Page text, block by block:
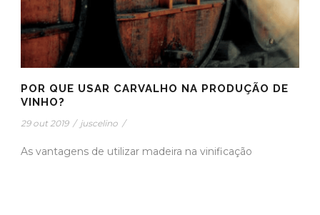
POR QUE USAR CARVALHO NA PRODUÇÃO DE
VINHO?
29 out 2019 / juscelino /
As vantagens de utilizar madeira na vinificação